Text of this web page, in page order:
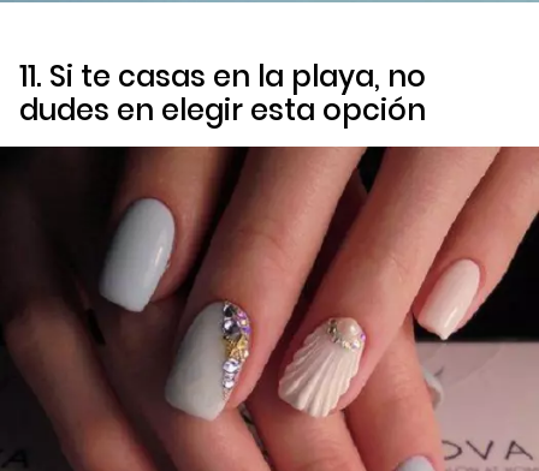
11. Si te casas en la playa, no
dudes en elegir esta opción